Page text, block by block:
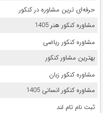
حرفه‌ای ترین مشاوره در کنکور
مشاوره کنکور هنر 1405
مشاوره کنکور ریاضی
بهترین مشاور کنکور
مشاوره کنکور زبان
مشاوره کنکور انسانی 1405
ثبت نام تام لند